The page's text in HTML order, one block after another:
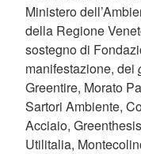
Ministero
della Regione
sostegno di
manifestazione, dei
Greentire, Morato
Sartori Ambiente,
Acciaio,
Utilitalia,